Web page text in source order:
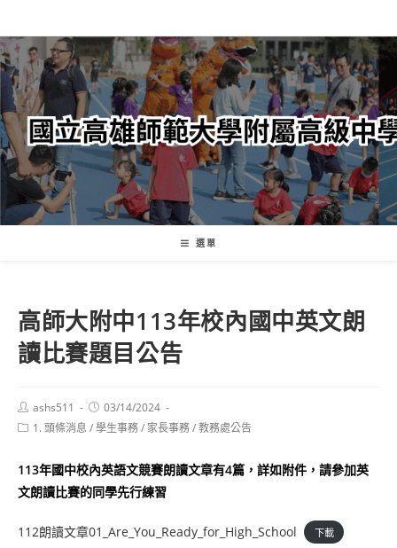
轉
至
主
內
容
選單
高師大附中113年校內國中英文朗
讀比賽題目公告
Post
author:
ashs511
Post
published:
03/14/2024
Post1. 頭條消息 /學生事務/ 家長事務/教務處公告
113年國中校內英語文競賽朗讀文章有4篇，詳如附件，請參加英
文朗讀比賽的同學先行練習
112朗讀文章01_Are_You_Ready_for_High_School 下載